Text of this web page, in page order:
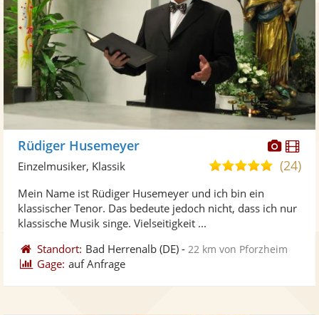
Rüdiger Husemeyer
5,0
5
(24)
Einzelmusiker, Klassik
Mein Name ist Rüdiger Husemeyer und ich bin ein
klassischer Tenor. Das bedeute jedoch nicht, dass ich nur
klassische Musik singe. Vielseitigkeit ...
Standort: Bad Herrenalb (DE) - 22 km von Pforzheim
Gage: auf Anfrage